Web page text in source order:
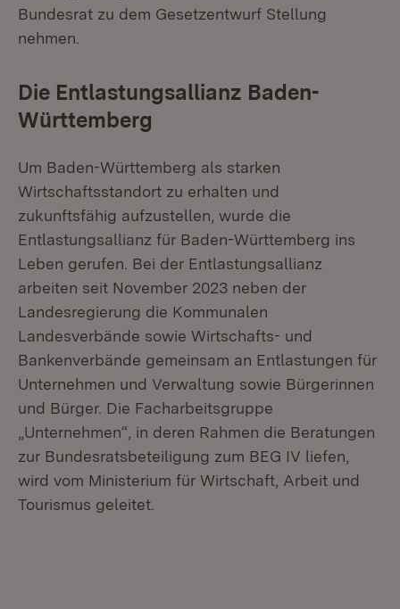
Bundesrat zu dem Gesetzentwurf Stellung
nehmen.
Die Entlastungsallianz Baden-
Württemberg
Um Baden-Württemberg als starken
Wirtschaftsstandort zu erhalten und
zukunftsfähig aufzustellen, wurde die
Entlastungsallianz für Baden-Württemberg ins
Leben gerufen. Bei der Entlastungsallianz
arbeiten seit November 2023 neben der
Landesregierung die Kommunalen
Landesverbände sowie Wirtschafts- und
Bankenverbände gemeinsam an Entlastungen für
Unternehmen und Verwaltung sowie Bürgerinnen
und Bürger. Die Facharbeitsgruppe
„Unternehmen“, in deren Rahmen die Beratungen
zur Bundesratsbeteiligung zum BEG IV liefen,
wird vom Ministerium für Wirtschaft, Arbeit und
Tourismus geleitet.